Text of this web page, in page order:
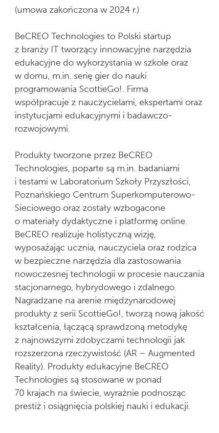
(umowa zakończona w 2024 r.)
BeCREO Technologies to Polski startup
z branży IT tworzący innowacyjne narzędzia
edukacyjne do wykorzystania w szkole oraz
w domu, m.in. serię gier do nauki
programowania ScottieGo!. Firma
współpracuje z nauczycielami, ekspertami oraz
instytucjami edukacyjnymi i badawczo-
rozwojowymi.
Produkty tworzone przez BeCREO
Technologies, poparte są m.in. badaniami
i testami w Laboratorium Szkoły Przyszłości,
Poznańskiego Centrum Superkomputerowo-
Sieciowego oraz zostały wzbogacone
o materiały dydaktyczne i platformę online.
BeCREO realizuje holistyczną wizję,
wyposażając ucznia, nauczyciela oraz rodzica
w bezpieczne narzędzia dla zastosowania
nowoczesnej technologii w procesie nauczania
stacjonarnego, hybrydowego i zdalnego.
Nagradzane na arenie międzynarodowej
produkty z serii ScottieGo!, tworzą nową jakość
kształcenia, łączącą sprawdzoną metodykę
z najnowszymi zdobyczami technologii jak
rozszerzona rzeczywistość (AR – Augmented
Reality). Produkty edukacyjne BeCREO
Technologies są stosowane w ponad
70 krajach na świecie, wyraźnie podnosząc
prestiż i osiągnięcia polskiej nauki i edukacji.